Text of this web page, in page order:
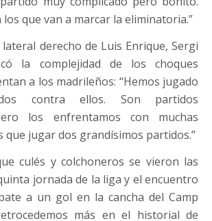
que van a marcar la eliminatoria.”
derecho de Luis Enrique, Sergi
la complejidad de los choques
a los madrileños: “Hemos jugado
contra ellos. Son partidos
los enfrentamos con muchas
que jugar dos grandísimos partidos.”
culés y colchoneros se vieron las
jornada de la liga y el encuentro
a un gol en la cancha del Camp
más en el historial de